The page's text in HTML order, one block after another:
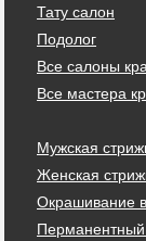
Тату салон
Подолог
Все салоны
Все мастера
Мужская
Женская
Окрашивание